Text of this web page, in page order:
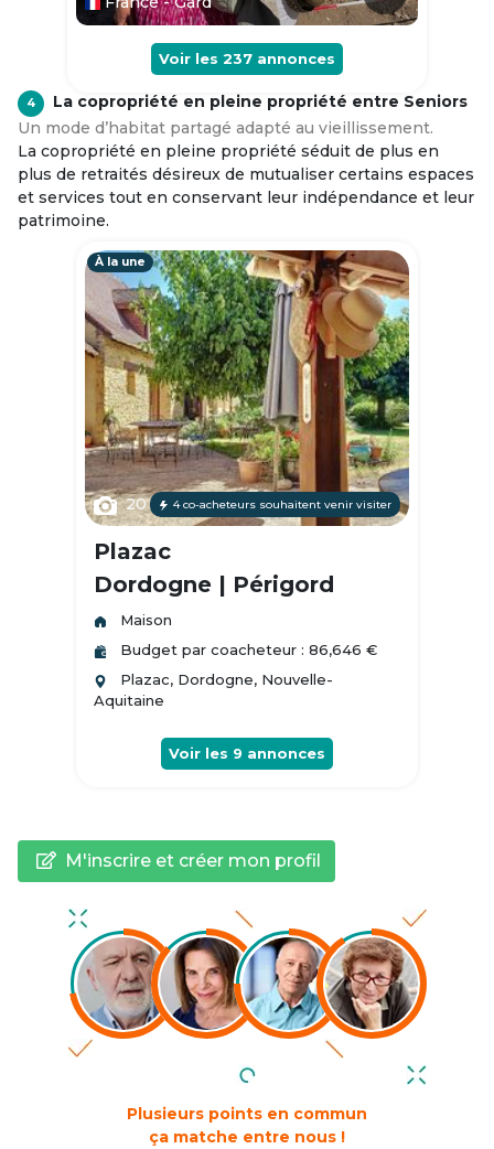
Voir les 237 annonces
4
La copropriété en pleine propriété entre Seniors
Un mode d’habitat partagé adapté au vieillissement.
La copropriété en pleine propriété séduit de plus en
plus de retraités désireux de mutualiser certains espaces
et services tout en conservant leur indépendance et leur
patrimoine.
À la une
20 4 co-acheteurs souhaitent venir visiter
Plazac
Dordogne | Périgord
Maison
Budget par coacheteur : 86,646 €
Plazac, Dordogne, Nouvelle-
Aquitaine
Voir les 9 annonces
M'inscrire et créer mon profil
Plusieurs points en commun
ça matche entre nous !